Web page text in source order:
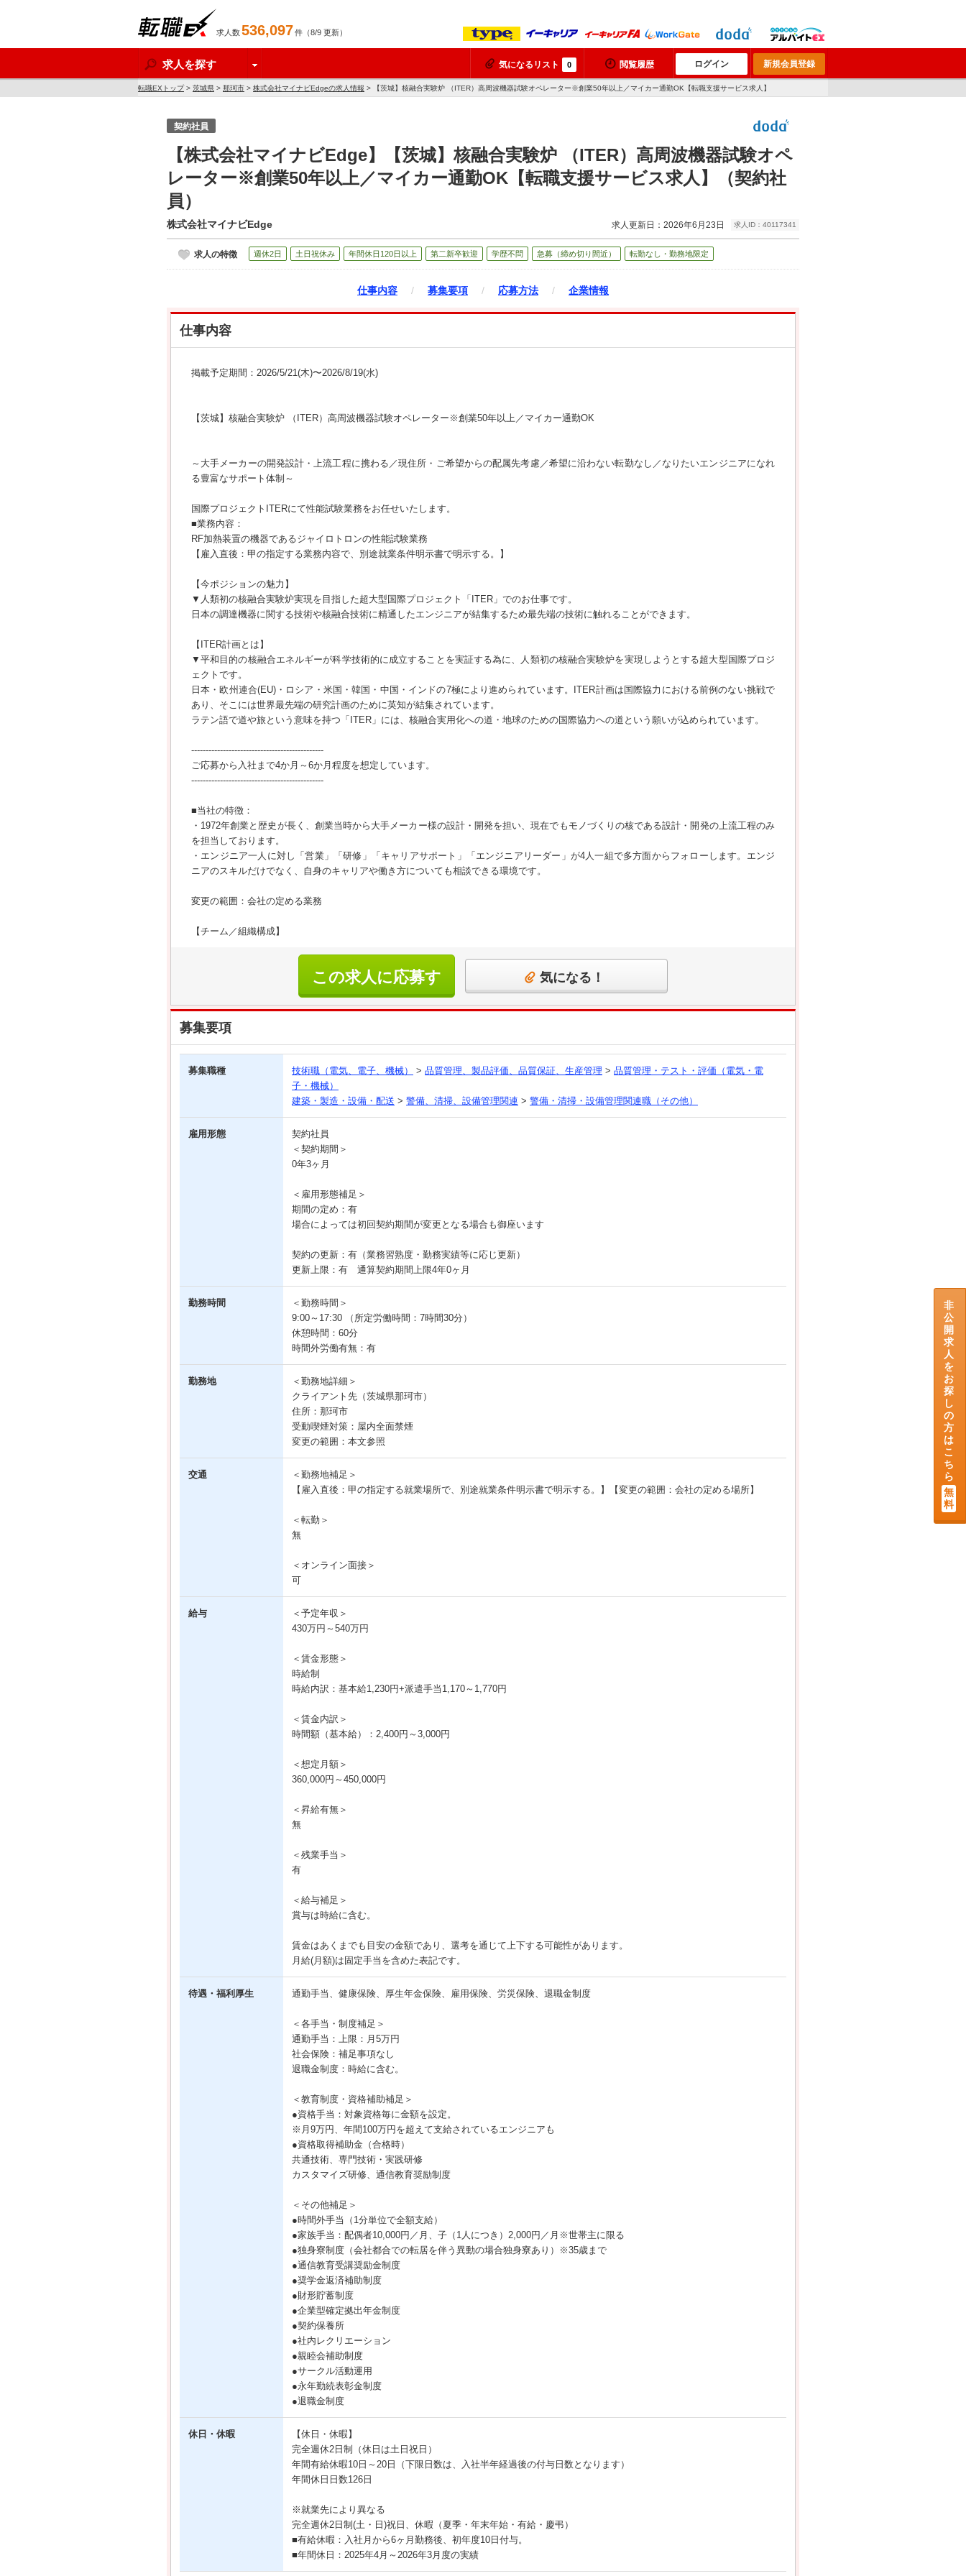
求人数536,097件（8/9 更新）
求人を探す 気になるリスト 0 閲覧履歴 ログイン 新規会員登録
転職EXトップ> 茨城県 > 那珂市 > 株式会社マイナビEdgeの求人情報 > 【茨城】核融合実験炉 （ITER）高周波機器試験オペレーター※創業50年以上／マイカー通勤OK【転職支援サービス求人】
契約社員
【株式会社マイナビEdge】【茨城】核融合実験炉 （ITER）高周波機器試験オペ
レーター※創業50年以上／マイカー通勤OK【転職支援サービス求人】（契約社
員）
株式会社マイナビEdge 求人更新日：2026年6月23日 求人ID：40117341
求人の特徴 週休2日 土日祝休み 年間休日120日以上 第二新卒歓迎 学歴不問 急募（締め切り間近） 転勤なし・勤務地限定
仕事内容 / 募集要項 / 応募方法 / 企業情報
仕事内容
掲載予定期間：2026/5/21(木)〜2026/8/19(水)
【茨城】核融合実験炉 （ITER）高周波機器試験オペレーター※創業50年以上／マイカー通勤OK
～大手メーカーの開発設計・上流工程に携わる／現住所・ご希望からの配属先考慮／希望に沿わない転勤なし／なりたいエンジニアになれ
る豊富なサポート体制～
国際プロジェクトITERにて性能試験業務をお任せいたします。
■業務内容：
RF加熱装置の機器であるジャイロトロンの性能試験業務
【雇入直後：甲の指定する業務内容で、別途就業条件明示書で明示する。】
【今ポジションの魅力】
▼人類初の核融合実験炉実現を目指した超大型国際プロジェクト「ITER」でのお仕事です。
日本の調達機器に関する技術や核融合技術に精通したエンジニアが結集するため最先端の技術に触れることができます。
【ITER計画とは】
▼平和目的の核融合エネルギーが科学技術的に成立することを実証する為に、人類初の核融合実験炉を実現しようとする超大型国際プロジ
ェクトです。
日本・欧州連合(EU)・ロシア・米国・韓国・中国・インドの7極により進められています。ITER計画は国際協力における前例のない挑戦で
あり、そこには世界最先端の研究計画のために英知が結集されています。
ラテン語で道や旅という意味を持つ「ITER」には、核融合実用化への道・地球のための国際協力への道という願いが込められています。
----------------------------------------------
ご応募から入社まで4か月～6か月程度を想定しています。
----------------------------------------------
■当社の特徴：
・1972年創業と歴史が長く、創業当時から大手メーカー様の設計・開発を担い、現在でもモノづくりの核である設計・開発の上流工程のみ
を担当しております。
・エンジニア一人に対し「営業」「研修」「キャリアサポート」「エンジニアリーダー」が4人一組で多方面からフォローします。エンジ
ニアのスキルだけでなく、自身のキャリアや働き方についても相談できる環境です。
変更の範囲：会社の定める業務
【チーム／組織構成】
この求人に応募す
る
気になる！
募集要項
募集職種 技術職（電気、電子、機械） > 品質管理、製品評価、品質保証、生産管理 > 品質管理・テスト・評価（電気・電
子・機械）
建築・製造・設備・配送 > 警備、清掃、設備管理関連 > 警備・清掃・設備管理関連職（その他）
雇用形態
契約社員
＜契約期間＞
0年3ヶ月
＜雇用形態補足＞
期間の定め：有
場合によっては初回契約期間が変更となる場合も御座います
契約の更新：有（業務習熟度・勤務実績等に応じ更新）
更新上限：有 通算契約期間上限4年0ヶ月
勤務時間
＜勤務時間＞
9:00～17:30 （所定労働時間：7時間30分）
休憩時間：60分
時間外労働有無：有
勤務地
＜勤務地詳細＞
クライアント先（茨城県那珂市）
住所：那珂市
受動喫煙対策：屋内全面禁煙
変更の範囲：本文参照
交通
＜勤務地補足＞
【雇入直後：甲の指定する就業場所で、別途就業条件明示書で明示する。】【変更の範囲：会社の定める場所】
＜転勤＞
無
＜オンライン面接＞
可
給与
＜予定年収＞
430万円～540万円
＜賃金形態＞
時給制
時給内訳：基本給1,230円+派遣手当1,170～1,770円
＜賃金内訳＞
時間額（基本給）：2,400円～3,000円
＜想定月額＞
360,000円～450,000円
＜昇給有無＞
無
＜残業手当＞
有
＜給与補足＞
賞与は時給に含む。
賃金はあくまでも目安の金額であり、選考を通じて上下する可能性があります。
月給(月額)は固定手当を含めた表記です。
待遇・福利厚生 通勤手当、健康保険、厚生年金保険、雇用保険、労災保険、退職金制度
＜各手当・制度補足＞
通勤手当：上限：月5万円
社会保険：補足事項なし
退職金制度：時給に含む。
＜教育制度・資格補助補足＞
●資格手当：対象資格毎に金額を設定。
※月9万円、年間100万円を超えて支給されているエンジニアも
●資格取得補助金（合格時）
共通技術、専門技術・実践研修
カスタマイズ研修、通信教育奨励制度
＜その他補足＞
●時間外手当（1分単位で全額支給）
●家族手当：配偶者10,000円／月、子（1人につき）2,000円／月※世帯主に限る
●独身寮制度（会社都合での転居を伴う異動の場合独身寮あり）※35歳まで
●通信教育受講奨励金制度
●奨学金返済補助制度
●財形貯蓄制度
●企業型確定拠出年金制度
●契約保養所
●社内レクリエーション
●親睦会補助制度
●サークル活動運用
●永年勤続表彰金制度
●退職金制度
休日・休暇
【休日・休暇】
完全週休2日制（休日は土日祝日）
年間有給休暇10日～20日（下限日数は、入社半年経過後の付与日数となります）
年間休日日数126日
※就業先により異なる
完全週休2日制(土・日)祝日、休暇（夏季・年末年始・有給・慶弔）
■有給休暇：入社月から6ヶ月勤務後、初年度10日付与。
■年間休日：2025年4月～2026年3月度の実績
非
公
開
求
人
を
お
探
し
の
方
は
こ
ち
ら
無
料